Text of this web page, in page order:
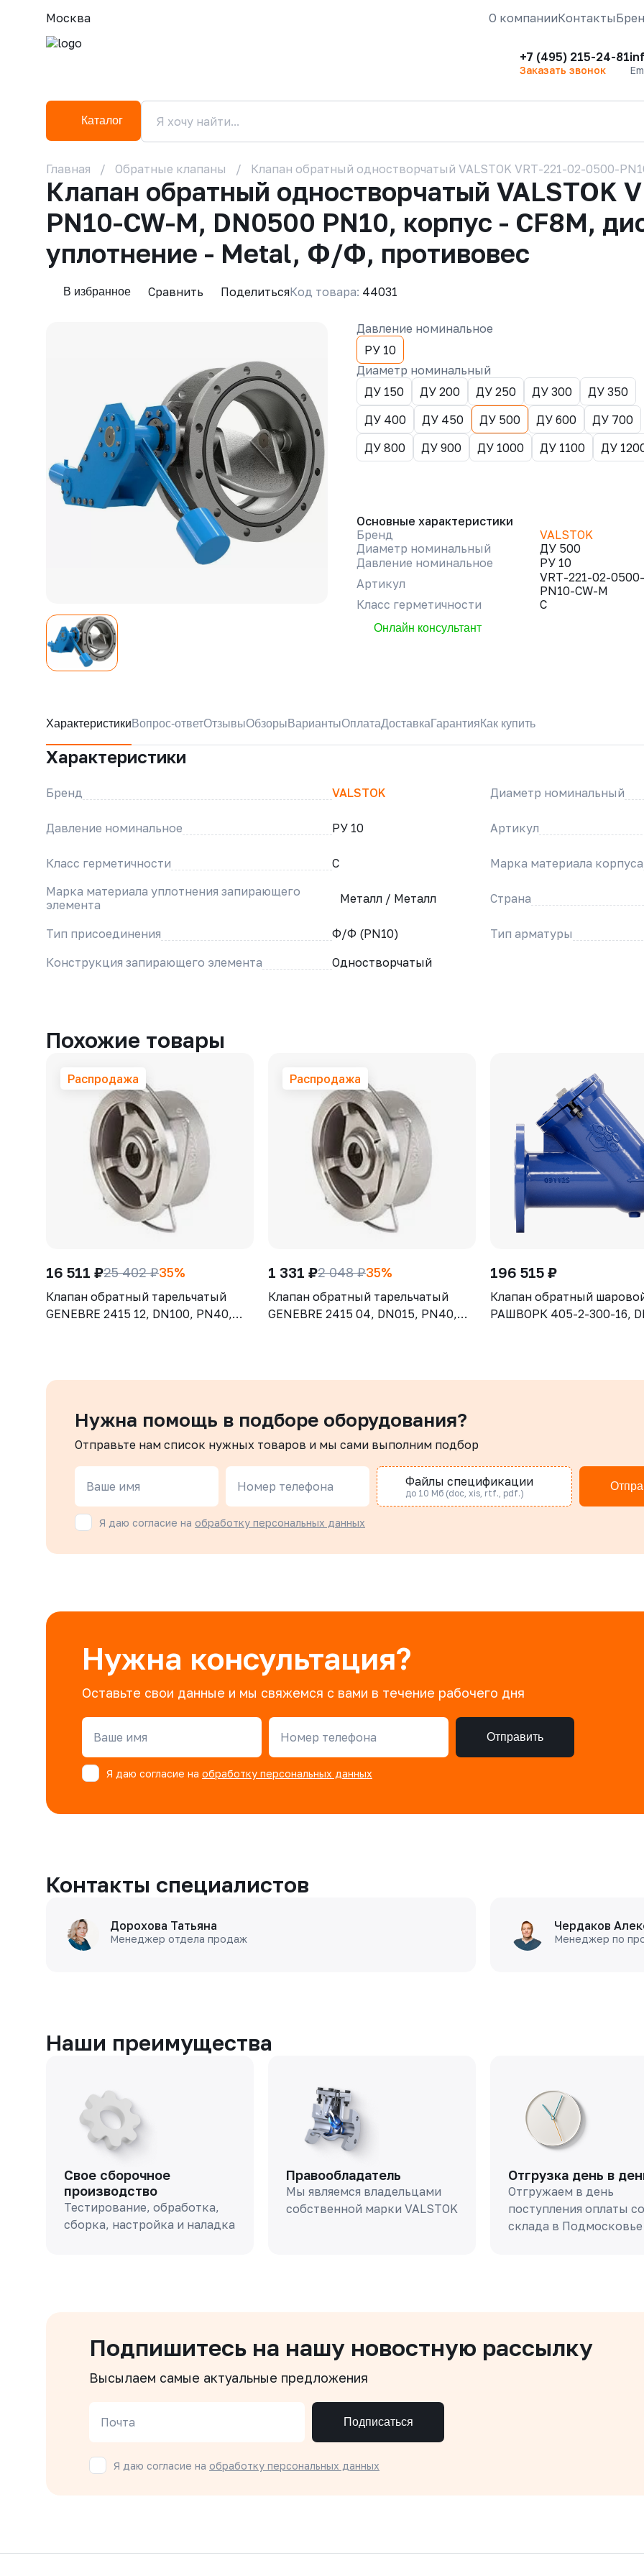
Москва О компанииКонтакты
+7 (495) 215-24-81
Заказать звонок
Каталог
Главная Обратные клапаны Клапан обратный одностворчатый VALSTOK VRT-221-02-0500-
Клапан обратный одностворчатый VALSTOK
PN10-CW-M, DN0500 PN10, корпус - CF8M,
уплотнение - Metal, Ф/Ф, противовес
В избранное Сравнить ПоделитьсяКод товара: 44031
Давление номинальное
РУ 10
Диаметр номинальный
ДУ 150
ДУ 200 ДУ 250 ДУ 300
ДУ 350
ДУ 400
ДУ 450 ДУ 500 ДУ 600
ДУ 700
ДУ 800
ДУ 900 ДУ 1000 ДУ 1100 ДУ
Основные характеристики
Бренд
VALSTOK
Диаметр номинальный
ДУ 500
Давление номинальное
РУ 10
Артикул
VRT-221-02-0500-
PN10-CW-M
Класс герметичности
C
Онлайн консультант
Характеристики Вопрос-ответОтзывыОбзоры ВариантыОплатаДоставка Гарантия Как купить
Характеристики
Бренд VALSTOK Диаметр номинальный
Давление номинальное РУ 10 Артикул
Класс герметичности
C Марка материала корпуса
Марка материала уплотнения запирающего
элемента
Металл / Металл Страна
Тип присоединения Ф/Ф (PN10) Тип арматуры
Конструкция запирающего элемента
Одностворчатый
Похожие товары
Распродажа
16 511 ₽25 402 ₽35%
Клапан обратный тарельчатый
GENEBRE 2415 12, DN100, PN40,
Распродажа
1 331 ₽2 048 ₽35%
Клапан обратный тарельчатый
GENEBRE 2415 04, DN015, PN40,
196 515 ₽
Клапан обратный
РАШВОРК 405-2-300-16,
Нужна помощь в подборе оборудования?
Отправьте нам список нужных товаров и мы сами выполним подбор
Ваше имя Номер телефона Файлы спецификации
до 10 Мб (doc, xis, rtf., pdf.)
Я даю согласие на обработку персональных данных
Нужна консультация?
Оставьте свои данные и мы свяжемся с вами в течение рабочего дня
Ваше имя Номер телефона Отправить
Я даю согласие на обработку персональных данных
Контакты специалистов
Дорохова Татьяна
Менеджер отдела продаж
Чердаков
Менеджер по
Наши преимущества
Свое сборочное
производство
Тестирование, обработка,
сборка, настройка и наладка
Правообладатель
Мы являемся владельцами
собственной марки VALSTOK
Отгрузка день в
Отгружаем в день
поступления оплаты со
склада в Подмосковье
Подпишитесь на нашу новостную рассылку
Высылаем самые актуальные предложения
Почта Подписаться
Я даю согласие на обработку персональных данных